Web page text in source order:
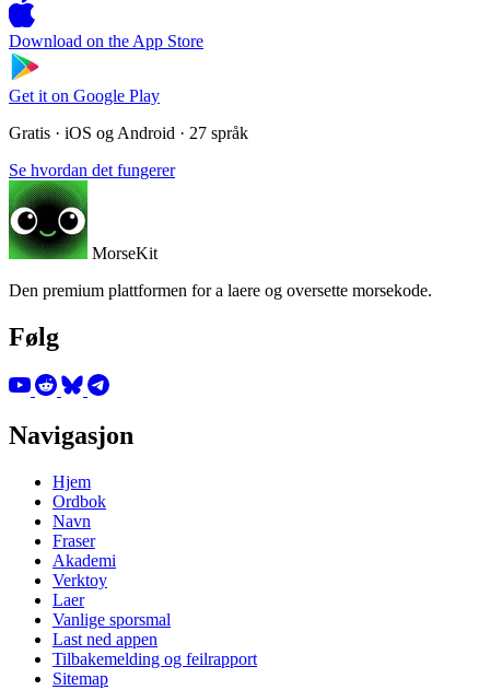
Download on the App Store
Get it on Google Play
Gratis · iOS og Android · 27 språk
Se hvordan det fungerer
MorseKit
Den premium plattformen for a laere og oversette morsekode.
Følg
Navigasjon
Hjem
Ordbok
Navn
Fraser
Akademi
Verktoy
Laer
Vanlige sporsmal
Last ned appen
Tilbakemelding og feilrapport
Sitemap